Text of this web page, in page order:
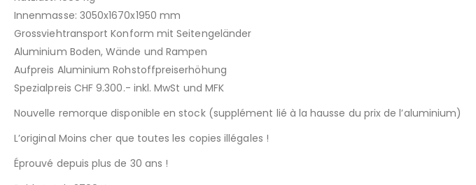
Innenmasse: 3050x1670x1950 mm
Grossviehtransport Konform mit Seitengeländer
Aluminium Boden, Wände und Rampen
Aufpreis Aluminium Rohstoffpreiserhöhung
Spezialpreis CHF 9.300.- inkl. MwSt und MFK
Nouvelle remorque disponible en stock (supplément lié à la hausse du prix de l’aluminium)
L’original Moins cher que toutes les copies illégales !
Éprouvé depuis plus de 30 ans !